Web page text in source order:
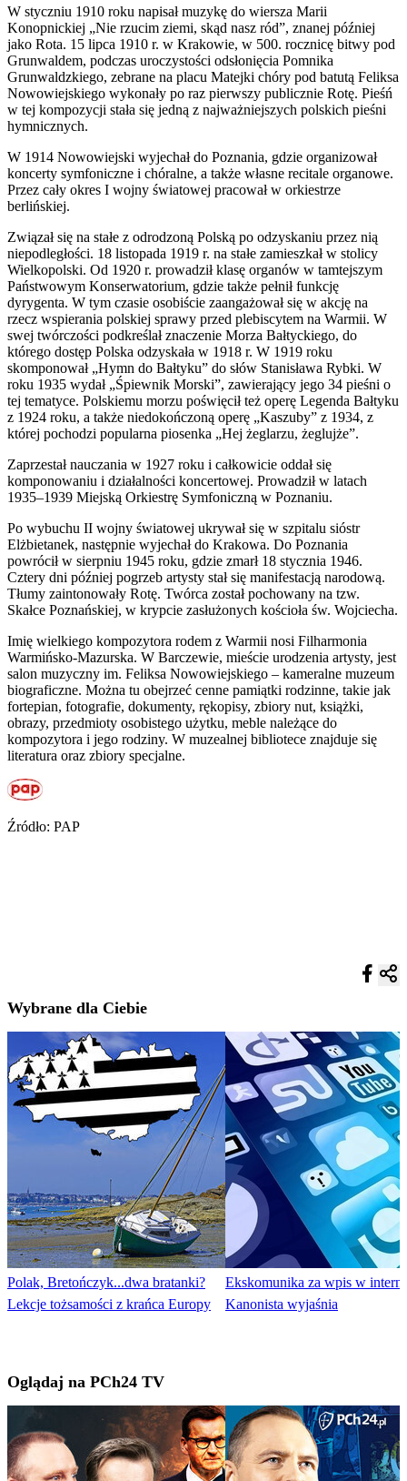
W styczniu 1910 roku napisał muzykę do wiersza Marii
Konopnickiej „Nie rzucim ziemi, skąd nasz ród”, znanej później
jako Rota. 15 lipca 1910 r. w Krakowie, w 500. rocznicę bitwy pod
Grunwaldem, podczas uroczystości odsłonięcia Pomnika
Grunwaldzkiego, zebrane na placu Matejki chóry pod batutą Feliksa
Nowowiejskiego wykonały po raz pierwszy publicznie Rotę. Pieśń
w tej kompozycji stała się jedną z najważniejszych polskich pieśni
hymnicznych.
W 1914 Nowowiejski wyjechał do Poznania, gdzie organizował
koncerty symfoniczne i chóralne, a także własne recitale organowe.
Przez cały okres I wojny światowej pracował w orkiestrze
berlińskiej.
Związał się na stałe z odrodzoną Polską po odzyskaniu przez nią
niepodległości. 18 listopada 1919 r. na stałe zamieszkał w stolicy
Wielkopolski. Od 1920 r. prowadził klasę organów w tamtejszym
Państwowym Konserwatorium, gdzie także pełnił funkcję
dyrygenta. W tym czasie osobiście zaangażował się w akcję na
rzecz wspierania polskiej sprawy przed plebiscytem na Warmii. W
swej twórczości podkreślał znaczenie Morza Bałtyckiego, do
którego dostęp Polska odzyskała w 1918 r. W 1919 roku
skomponował „Hymn do Bałtyku” do słów Stanisława Rybki. W
roku 1935 wydał „Śpiewnik Morski”, zawierający jego 34 pieśni o
tej tematyce. Polskiemu morzu poświęcił też operę Legenda Bałtyku
z 1924 roku, a także niedokończoną operę „Kaszuby” z 1934, z
której pochodzi popularna piosenka „Hej żeglarzu, żeglujże”.
Zaprzestał nauczania w 1927 roku i całkowicie oddał się
komponowaniu i działalności koncertowej. Prowadził w latach
1935–1939 Miejską Orkiestrę Symfoniczną w Poznaniu.
Po wybuchu II wojny światowej ukrywał się w szpitalu sióstr
Elżbietanek, następnie wyjechał do Krakowa. Do Poznania
powrócił w sierpniu 1945 roku, gdzie zmarł 18 stycznia 1946.
Cztery dni później pogrzeb artysty stał się manifestacją narodową.
Tłumy zaintonowały Rotę. Twórca został pochowany na tzw.
Skałce Poznańskiej, w krypcie zasłużonych kościoła św. Wojciecha.
Imię wielkiego kompozytora rodem z Warmii nosi Filharmonia
Warmińsko-Mazurska. W Barczewie, mieście urodzenia artysty, jest
salon muzyczny im. Feliksa Nowowiejskiego – kameralne muzeum
biograficzne. Można tu obejrzeć cenne pamiątki rodzinne, takie jak
fortepian, fotografie, dokumenty, rękopisy, zbiory nut, książki,
obrazy, przedmioty osobistego użytku, meble należące do
kompozytora i jego rodziny. W muzealnej bibliotece znajduje się
literatura oraz zbiory specjalne.
Źródło: PAP
Wybrane dla Ciebie
Polak, Bretończyk...dwa bratanki?
Lekcje tożsamości z krańca Europy
Ekskomunika za wpis w
Kanonista wyjaśnia
Oglądaj na PCh24 TV